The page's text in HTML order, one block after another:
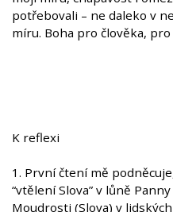
potřebovali – ne daleko v
míru. Boha pro člověka,
K reflexi
1. První čtení mě
“vtělení Slova” v lůně
Moudrosti (Slova) v